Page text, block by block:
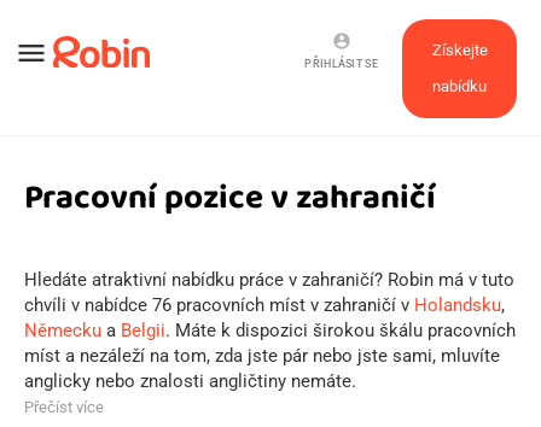
menu
Získejte
nabídku
account_circle
PŘIHLÁSIT SE
Pracovní pozice v zahraničí
Hledáte atraktivní nabídku práce v zahraničí? Robin má v tuto
chvíli v nabídce 76 pracovních míst v zahraničí v Holandsku,
Německu a Belgii. Máte k dispozici širokou škálu pracovních
míst a nezáleží na tom, zda jste pár nebo jste sami, mluvíte
anglicky nebo znalosti angličtiny nemáte.
Přečíst více